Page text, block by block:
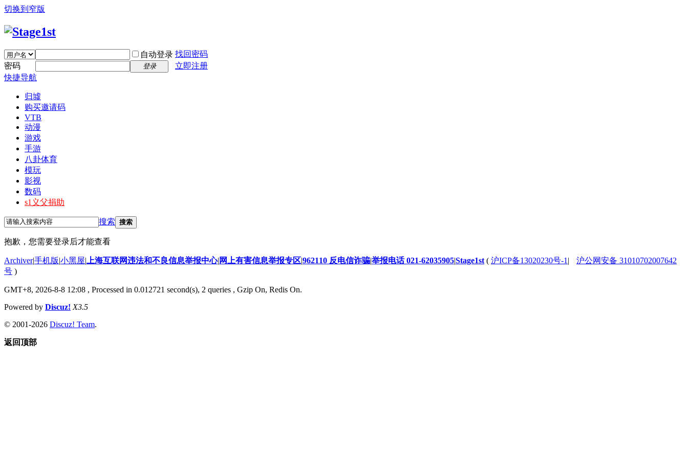
切换到窄版
自动登录 找回密码
密码
登录
立即注册
快捷导航
归墟
购买邀请码
VTB
动漫
游戏
手游
八卦体育
模玩
影视
数码
s1义父捐助
搜索 搜索
抱歉，您需要登录后才能查看
Archiver|手机版|小黑屋| 上海互联网违法和不良信息举报中心| 网上有害信息举报专区|962110 反电信诈骗|举报电话 021-62035905|Stage1st ( 沪ICP备13020230号-1 |
沪公网安备 31010702007642
号 )
GMT+8, 2026-8-8 12:08 , Processed in 0.012721 second(s), 2 queries , Gzip On, Redis On.
Powered by Discuz! X3.5
© 2001-2026 Discuz! Team.
返回顶部